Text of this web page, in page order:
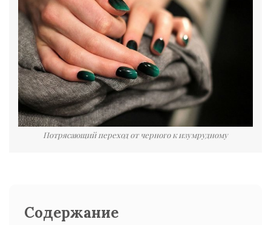
Потрясающий переход от черного к изумрудному
Содержание